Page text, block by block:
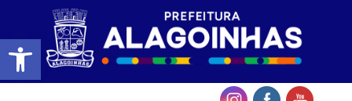
Barra de Ferramentas Aberta